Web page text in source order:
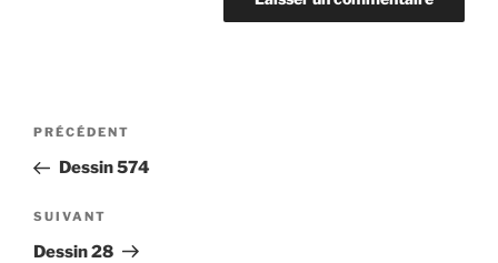
Navigation
l’article
Article
précédent
PRÉCÉDENT
Dessin 574
Article
suivant
SUIVANT
Dessin 28